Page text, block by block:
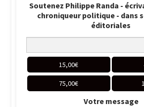
Soutenez Philippe Randa -
chroniqueur politique - dans
éditoriales
15,00€
75,00€
Votre message